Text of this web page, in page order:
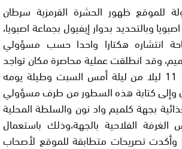
للموقع ظهور الحشرة القرمزية سرطان
وبالتحديد بدوار إيفيول بجماعة اصبويا،
انتشاره هكتارا واحدا حسب مسؤولي
وقد انطلقت عملية محاصرة مكان تواجد
الحشرة الخطيرة منذ 11 ليلا من ليلة أمس السبت وطيلة يومه
الجاري وإلى كتابة هذه السطور من طرف مسؤولي
بجهة كلميم واد نون والسلطة المحلية
الفلاحية بالجهة،وذلك باستعمال
وأكدت تصريحات متطابقة للموقع لأصحاب